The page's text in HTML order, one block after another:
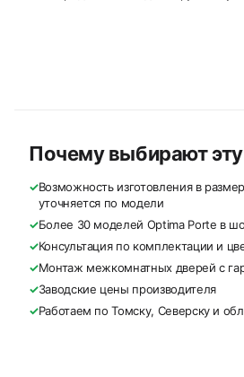
Почему выбирают
✓Возможность изготовления в
уточняется по модели
✓Более 30 моделей Optima Porte в
✓Консультация по комплектации и
✓Монтаж межкомнатных дверей с
✓Заводские цены производителя
✓Работаем по Томску, Северску и